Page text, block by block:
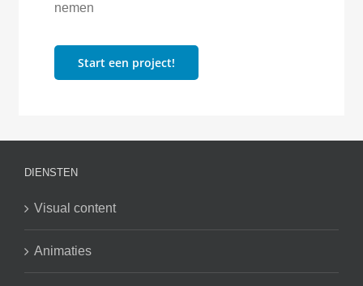
nemen
Start een project!
DIENSTEN
Visual content
Animaties